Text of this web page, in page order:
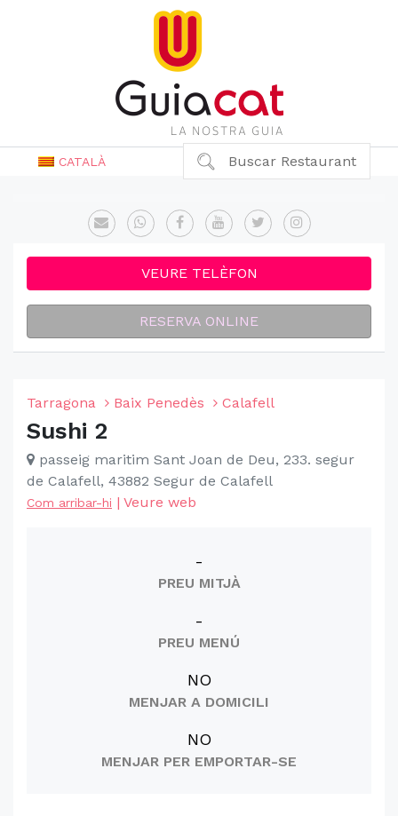
CATALÀ Buscar Restaurant
VEURE TELÈFON
RESERVA ONLINE
Tarragona Baix Penedès Calafell
Sushi 2
passeig maritim Sant Joan de Deu, 233. segur
de Calafell, 43882 Segur de Calafell
Com arribar-hi | Veure web
-
PREU MITJÀ
-
PREU MENÚ
NO
MENJAR A DOMICILI
NO
MENJAR PER EMPORTAR-SE